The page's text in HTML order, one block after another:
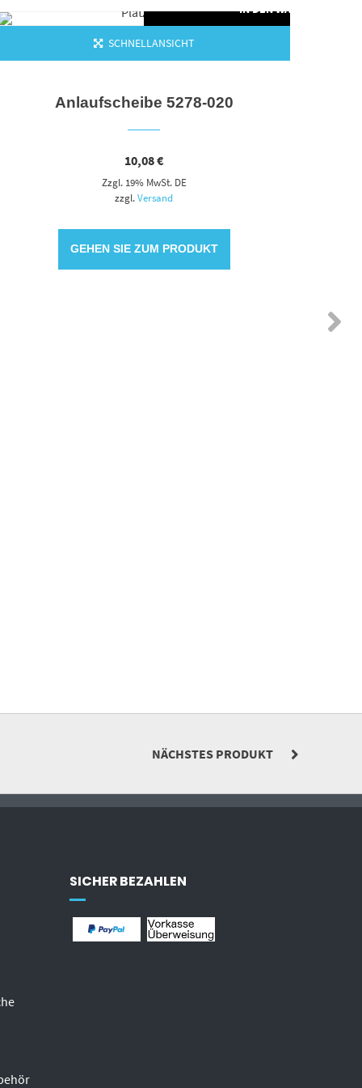
IN DEN WARENKORB
SCHNELLANSICHT
Anlaufscheibe 5278-020
10,08€
Zzgl. 19% MwSt. DE
zzgl.Versand
GEHEN SIE ZUM PRODUKT
NÄCHSTES PRODUKT
SICHER BEZAHLEN